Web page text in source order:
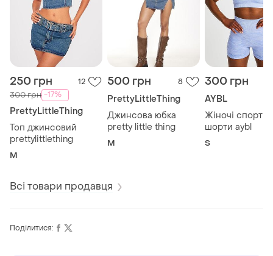
250 грн 12
300 грн -17%
PrettyLittleThing
Топ джинсовий
prettylittlething
M
500 грн 8
PrettyLittleThing
Джинсова юбка
pretty little thing
M
300 грн
AYBL
Жіночі
шорти aybl
S
Всі товари продавця
Поділитися: